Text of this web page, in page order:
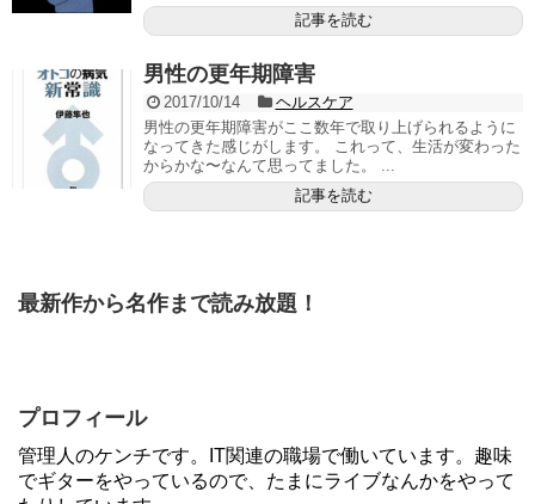
記事を読む
男性の更年期障害
2017/10/14
ヘルスケア
男性の更年期障害がここ数年で取り上げられるように
なってきた感じがします。 これって、生活が変わった
からかな〜なんて思ってました。 ...
記事を読む
最新作から名作まで読み放題！
プロフィール
管理人のケンチです。IT関連の職場で働いています。趣味
でギターをやっているので、たまにライブなんかをやって